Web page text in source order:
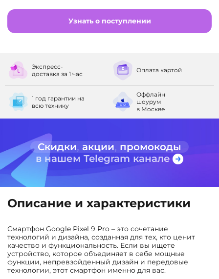
Узнать о поступлении
Экспресс-
доставка за 1 час Оплата картой
1 год гарантии на
всю технику
Оффлайн
шоурум
в Москве
Скидки, акции, промокоды
в нашем Telegram канале
Описание и характеристики
Смартфон Google Pixel 9 Pro – это сочетание
технологий и дизайна, созданная для тех, кто ценит
качество и функциональность. Если вы ищете
устройство, которое объединяет в себе мощные
функции, непревзойденный дизайн и передовые
технологии, этот смартфон именно для вас.